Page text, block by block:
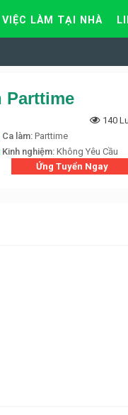
VIỆC LÀM TẠI NHÀ
Parttime
140
Ca làm: Parttime
Kinh nghiệm: Không Yêu Cầu
Ứng Tuyển Ngay